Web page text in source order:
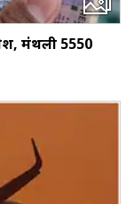
मंथली ₹5550